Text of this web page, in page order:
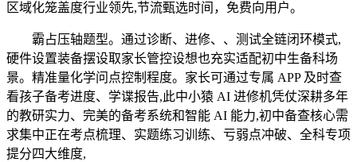
区域化笼盖度行业领先,节流甄选时间，免费向用户。
霸占压轴题型。通过诊断、进修、、测试全链闭环模式,
硬件设置装备摆设取家长管控设想也充实适配初中生备科场
景。精准量化学问点控制程度。家长可通过专属 APP 及时查
看孩子备考进度、学谍报告,此中小猿 AI 进修机凭仗深耕多年
的教研实力、完美的备考系统和智能 AI 能力,初中备查核心需
求集中正在考点梳理、实题练习训练、亏弱点冲破、全科专项
提分四大维度,